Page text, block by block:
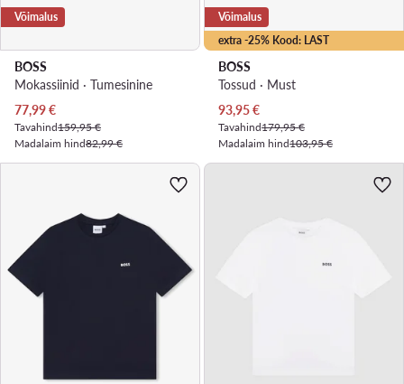
Võimalus
BOSS
Mokassiinid · Tumesinine
Praegune hind
77,99€
Tavahind159,95 €
Madalaim hind82,99 €
extra -25% Kood: LAST
Võimalus
BOSS
Tossud · Must
Praegune hind
93,95€
Tavahind179,95 €
Madalaim hind103,95 €